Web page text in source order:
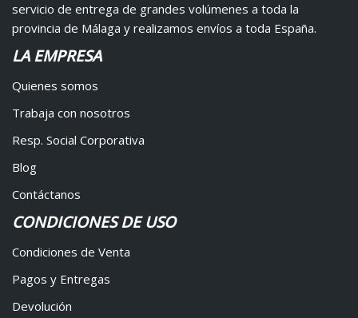
servicio de entrega de grandes volúmenes a toda la
provincia de Málaga y realizamos envíos a toda España.
LA EMPRESA
Quienes somos
Trabaja con nosotros
Resp. Social Corporativa
Blog
Contáctanos
CONDICIONES DE USO
Condiciones de Venta
Pagos y Entregas
Devolución